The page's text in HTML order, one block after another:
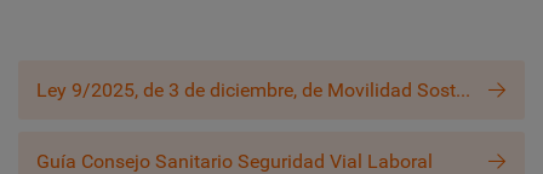
Ley 9/2025, de 3 de diciembre, de Movilidad Sostenible
Guía Consejo Sanitario Seguridad Vial Laboral